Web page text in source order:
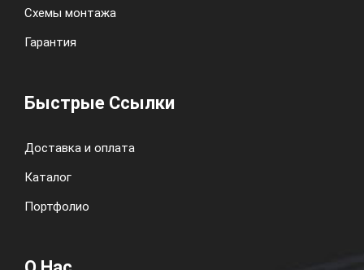
Схемы монтажа
Гарантия
Быстрые Ссылки
Доставка и оплата
Каталог
Портфолио